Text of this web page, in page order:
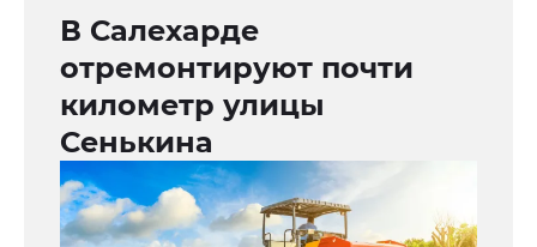
В Салехарде
отремонтируют почти
километр улицы
Сенькина